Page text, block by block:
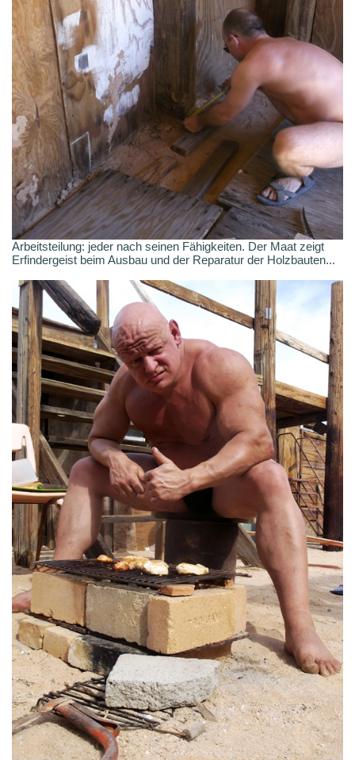
Arbeitsteilung: jeder nach seinen Fähigkeiten. Der Maat zeigt
Erfindergeist beim Ausbau und der Reparatur der Holzbauten...